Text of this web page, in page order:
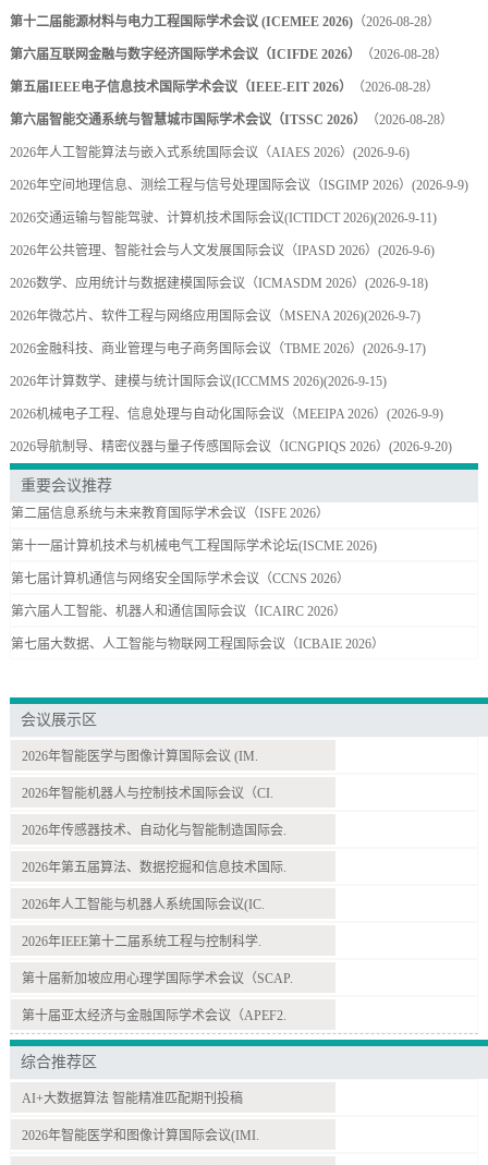
第十二届能源材料与电力工程国际学术会议 (ICEMEE 2026)（2026-08-28）
第六届互联网金融与数字经济国际学术会议（ICIFDE 2026） （2026-08-28）
第五届IEEE电子信息技术国际学术会议（IEEE-EIT 2026） （2026-08-28）
第六届智能交通系统与智慧城市国际学术会议（ITSSC 2026） （2026-08-28）
2026年人工智能算法与嵌入式系统国际会议（AIAES 2026） (2026-9-6)
2026年空间地理信息、测绘工程与信号处理国际会议（ISGIMP 2026） (2026-9-9)
2026交通运输与智能驾驶、计算机技术国际会议(ICTIDCT 2026)(2026-9-11)
2026年公共管理、智能社会与人文发展国际会议（IPASD 2026） (2026-9-6)
2026数学、应用统计与数据建模国际会议（ICMASDM 2026） (2026-9-18)
2026年微芯片、软件工程与网络应用国际会议（MSENA 2026)(2026-9-7)
2026金融科技、商业管理与电子商务国际会议（TBME 2026） (2026-9-17)
2026年计算数学、建模与统计国际会议(ICCMMS 2026)(2026-9-15)
2026机械电子工程、信息处理与自动化国际会议（MEEIPA 2026） (2026-9-9)
2026导航制导、精密仪器与量子传感国际会议（ICNGPIQS 2026） (2026-9-20)
重要会议推荐
第二届信息系统与未来教育国际学术会议（ISFE 2026）
第十一届计算机技术与机械电气工程国际学术论坛(ISCME 2026)
第七届计算机通信与网络安全国际学术会议（CCNS 2026）
第六届人工智能、机器人和通信国际会议（ICAIRC 2026）
第七届大数据、人工智能与物联网工程国际会议（ICBAIE 2026）
会议展示区
2026年智能医学与图像计算国际会议 (IM.
2026年智能机器人与控制技术国际会议（CI.
2026年传感器技术、自动化与智能制造国际会.
2026年第五届算法、数据挖掘和信息技术国际.
2026年人工智能与机器人系统国际会议(IC.
2026年IEEE第十二届系统工程与控制科学.
第十届新加坡应用心理学国际学术会议（SCAP.
第十届亚太经济与金融国际学术会议（APEF2.
综合推荐区
AI+大数据算法 智能精准匹配期刊投稿
2026年智能医学和图像计算国际会议(IMI.